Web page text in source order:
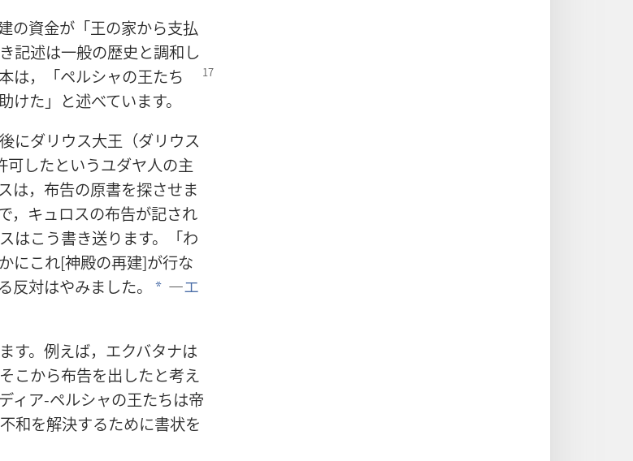
の資金が「王の家から支払
記述は一般の歴史と調和し
は，「ペルシャの王たち
た」と述べています。
にダリウス大王（ダリウス
したというユダヤ人の主
は，布告の原書を探させま
，キュロスの布告が記され
はこう書き送ります。「わ
にこれ[神殿の再建]が行な
対はやみました。
* ―エ
す。例えば，エクバタナは
こから布告を出したと考え
ィア-ペルシャの王たちは帝
和を解決するために書状を